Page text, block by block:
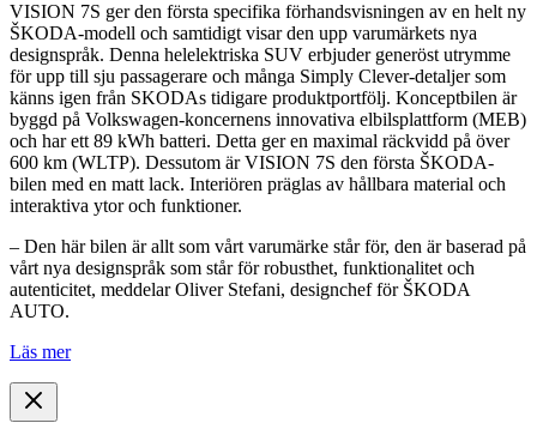
VISION 7S ger den första specifika förhandsvisningen av en helt ny
ŠKODA-modell och samtidigt visar den upp varumärkets nya
designspråk. Denna helelektriska SUV erbjuder generöst utrymme
för upp till sju passagerare och många Simply Clever-detaljer som
känns igen från SKODAs tidigare produktportfölj. Konceptbilen är
byggd på Volkswagen-koncernens innovativa elbilsplattform (MEB)
och har ett 89 kWh batteri. Detta ger en maximal räckvidd på över
600 km (WLTP). Dessutom är VISION 7S den första ŠKODA-
bilen med en matt lack. Interiören präglas av hållbara material och
interaktiva ytor och funktioner.
– Den här bilen är allt som vårt varumärke står för, den är baserad på
vårt nya designspråk som står för robusthet, funktionalitet och
autenticitet, meddelar Oliver Stefani, designchef för ŠKODA
AUTO.
Läs mer